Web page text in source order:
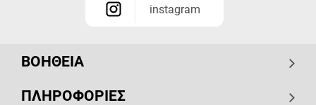
instagram
ΒΟΗΘΕΙΑ
ΠΛΗΡΟΦΟΡΙΕΣ